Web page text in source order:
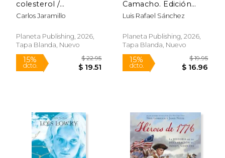
15% 20%
colesterol /
Cholesterol is Your
Friend (Spanish
Carlos Jaramillo
Planeta Publishing, 2026,
Tapa Blanda, Nuevo
Camacho. Edición
conmemorativa 50
aniversario / Macho
Anniversary Edition
Luis Rafael Sánchez
Planeta Publishing, 2026,
Tapa Blanda, Nuevo